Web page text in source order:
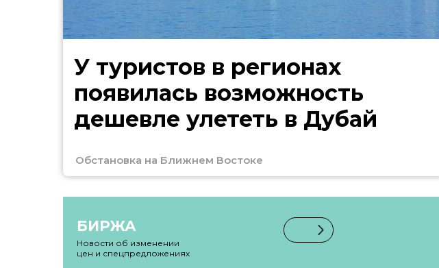
У туристов в регионах
появилась возможность
дешевле улететь в Дубай
Обстановка на Ближнем Востоке
БИРЖА
Новости об изменении
цен и спецпредложениях